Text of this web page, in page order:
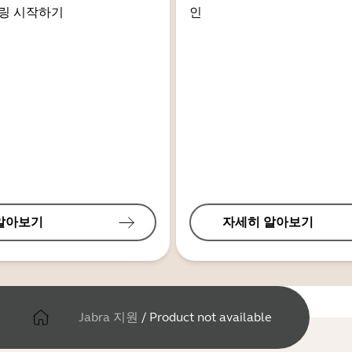
시작하기
아보기
인
자세히 알아보기
Jabra 지원 / Product not available